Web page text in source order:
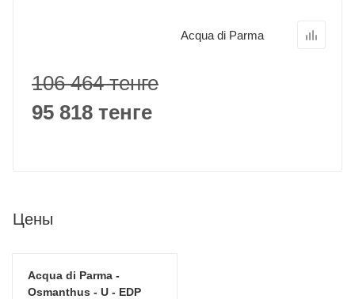
Acqua di Parma
106 464 тенге
95 818 тенге
Цены
Acqua di Parma -
Osmanthus - U - EDP